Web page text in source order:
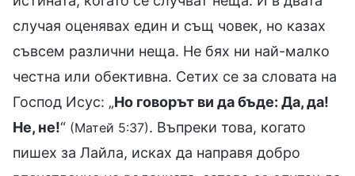
случая оценявах един и същ човек, но казах
съвсем различни неща. Не бях ни най-малко
честна или обективна. Сетих се за словата на
Господ Исус: „Но говорът ви да бъде: Да, да!
Не, не!“ (Матей 5:37). Въпреки това, когато
пишех за Лайла, исках да направя добро